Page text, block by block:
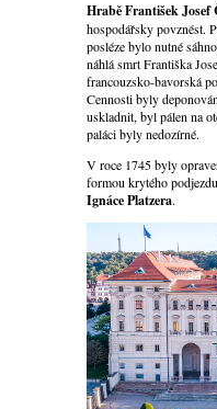
Hrabě František Josef
hospodářsky povznést.
posléze bylo nutné
náhlá smrt Františka
francouzsko-bavorská
Cennosti byly
uskladnit, byl pálen na
paláci byly nedozírné.
V roce 1745 byly
formou krytého
Ignáce Platzera.